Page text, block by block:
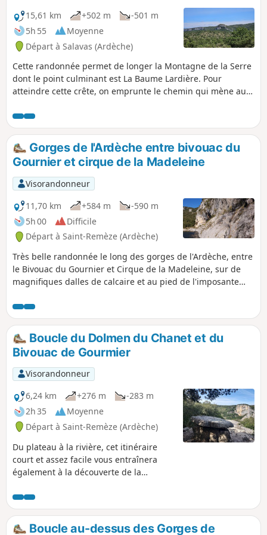
15,61 km +502 m
-501 m
5h 55
Moyenne
Départ à Salavas (Ardèche)
Cette randonnée permet de longer la Montagne de la Serre
dont le point culminant est La Baume Lardière. Pour
atteindre cette crête, on emprunte le chemin qui mène au
nombreux points de vue sur les Cévennes mais aussi sur le
massif des Baronnies et le Ventoux. Le retour se fera par le
Ravin de la Fontaine du Merle.
Gorges de l'Ardèche entre bivouac du
Gournier et cirque de la Madeleine
Visorandonneur
11,70 km
+584 m
-590 m
5h 00
Difficile
Départ à Saint-Remèze (Ardèche)
Très belle randonnée le long des gorges de l'Ardèche, entre
le Bivouac du Gournier et Cirque de la Madeleine, sur de
magnifiques dalles de calcaire et au pied de l'imposante
découvrira l'immense rocher surnommé Cathédrale de plus
de 100 m de hauteur et dont la forme découpée fait penser
à une cathédrale.
Boucle du Dolmen du Chanet et du
Bivouac de Gourmier
Visorandonneur
6,24 km
+276 m
-283 m
2h 35
Moyenne
Départ à Saint-Remèze (Ardèche)
Du plateau à la rivière, cet itinéraire
court et assez facile vous entraînera
également à la découverte de la
genévrier de Phénicie. Le dénivelé
positif est en fin de parcours, la piste
bétonnée qui va du bivouac de Gournier
Boucle au-dessus des Gorges de